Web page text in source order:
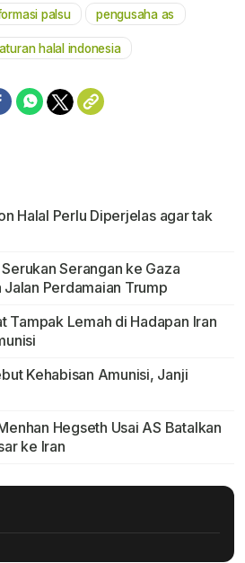
palsu pengusaha as
aturan halal indonesia
Halal Perlu Diperjelas agar tak
Serangan ke Gaza
Perdamaian Trump
Tampak Lemah di Hadapan Iran
Kehabisan Amunisi, Janji
Hegseth Usai AS Batalkan
ke Iran